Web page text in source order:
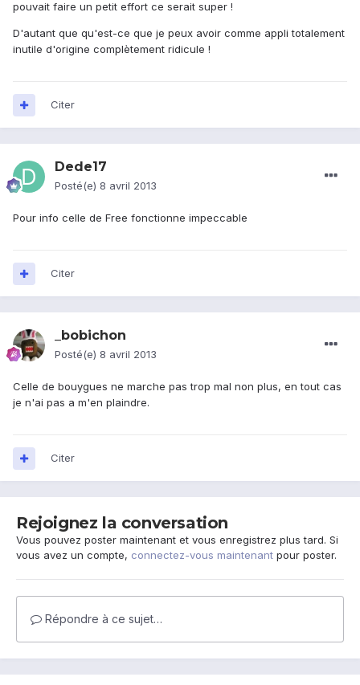
pouvait faire un petit effort ce serait super !
D'autant que qu'est-ce que je peux avoir comme appli totalement
inutile d'origine complètement ridicule !
Citer
Dede17
Posté(e) 8 avril 2013
Pour info celle de Free fonctionne impeccable
Citer
_bobichon
Posté(e) 8 avril 2013
Celle de bouygues ne marche pas trop mal non plus, en tout cas
je n'ai pas a m'en plaindre.
Citer
Rejoignez la conversation
Vous pouvez poster maintenant et vous enregistrez plus tard. Si
vous avez un compte, connectez-vous maintenant pour poster.
Répondre à ce sujet…